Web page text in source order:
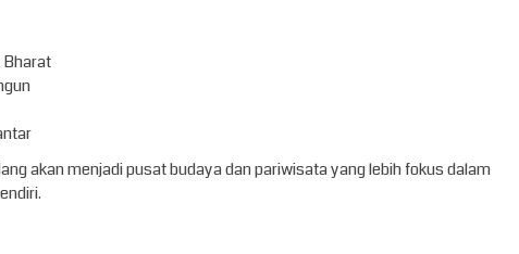
Bharat
akan menjadi pusat budaya dan pariwisata yang lebih fokus dalam